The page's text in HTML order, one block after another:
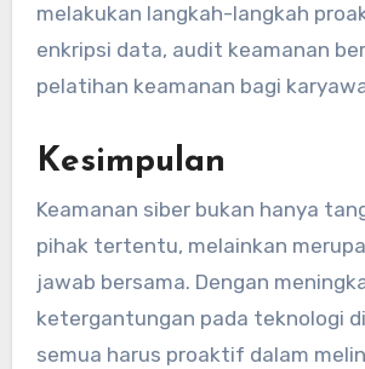
melakukan langkah-langkah
enkripsi data, audit keamanan
pelatihan keamanan bagi
Kesimpulan
Keamanan siber bukan hanya
pihak tertentu, melainkan
jawab bersama. Dengan
ketergantungan pada teknologi
semua harus proaktif dalam